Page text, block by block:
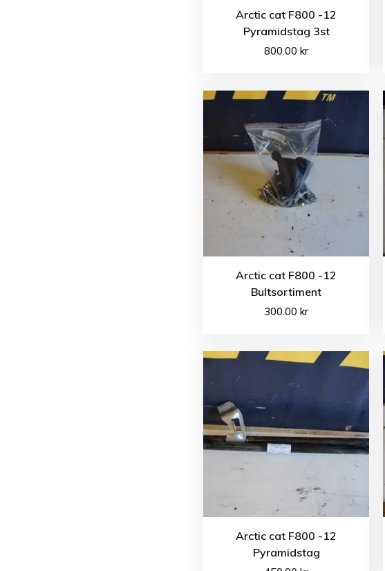
Arctic cat F800 -12
Pyramidstag 3st
800.00kr
Arctic cat F800 -12
Bultsortiment
300.00kr
Arctic cat F800 -12
Pyramidstag